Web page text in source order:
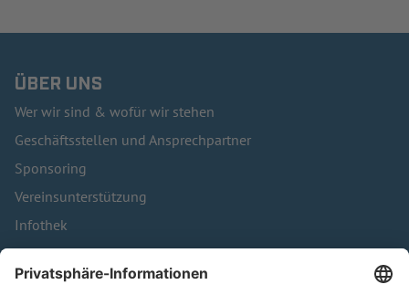
ÜBER UNS
Wer wir sind & wofür wir stehen
Geschäftsstellen und Ansprechpartner
Sponsoring
Vereinsunterstützung
Infothek
Kontakt